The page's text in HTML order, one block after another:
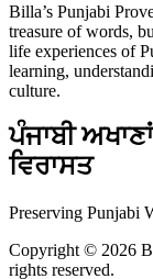
Billa’s Punjabi
treasure of words,
life experiences of
learning,
culture.
ਪੰਜਾਬੀ
ਵਿਰਾਸਤ
Preserving Punjabi
Copyright © 2026
rights reserved.